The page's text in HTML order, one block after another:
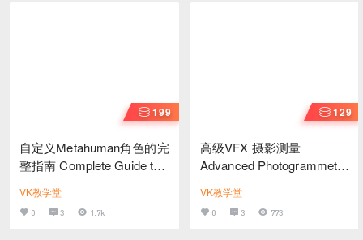
199
自定义Metahuman角色的完
整指南 Complete Guide to
Character完整中文字幕版
VK教学堂
0 3 1.7k
129
高级VFX 摄影测量
Advanced Photogrammetry
VK教学堂
0 3 773